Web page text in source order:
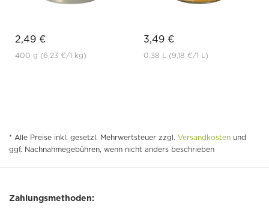
2,49 €
400 g (6,23 €/1 kg)
3,49 €
0.38 L (9,18 €/1 L)
* Alle Preise inkl. gesetzl. Mehrwertsteuer zzgl. Versandkosten und
ggf. Nachnahmegebühren, wenn nicht anders beschrieben
Zahlungsmethoden: